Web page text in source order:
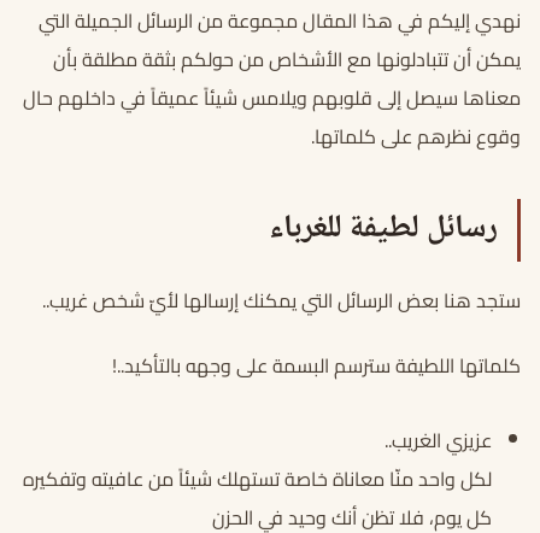
نهدي إليكم في هذا المقال مجموعة من الرسائل الجميلة التي
يمكن أن تتبادلونها مع الأشخاص من حولكم بثقة مطلقة بأن
معناها سيصل إلى قلوبهم ويلامس شيئاً عميقاً في داخلهم حال
وقوع نظرهم على كلماتها.
رسائل لطيفة للغرباء
ستجد هنا بعض الرسائل التي يمكنك إرسالها لأيّ شخص غريب..
كلماتها اللطيفة سترسم البسمة على وجهه بالتأكيد..!
عزيزي الغريب..
لكل واحد منّا معاناة خاصة تستهلك شيئاً من عافيته وتفكيره
كل يوم، فلا تظن أنك وحيد في الحزن